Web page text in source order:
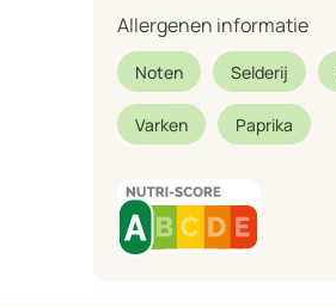
Allergenen informatie
Noten Selderij
Varken Paprika